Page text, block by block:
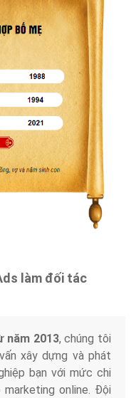
làm đối tác
năm 2013, chúng tôi
xây dựng và phát
bạn với mức chi
online. Đội